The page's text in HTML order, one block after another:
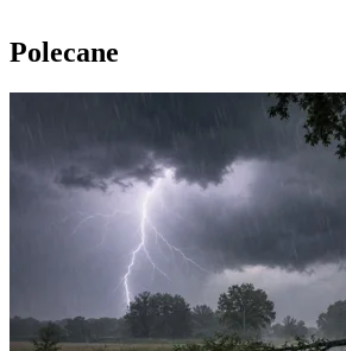
Polecane